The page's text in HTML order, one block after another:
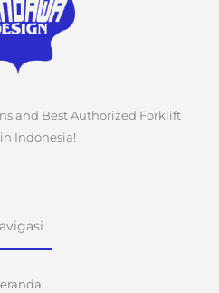
and Best Authorized Forklift
Indonesia!